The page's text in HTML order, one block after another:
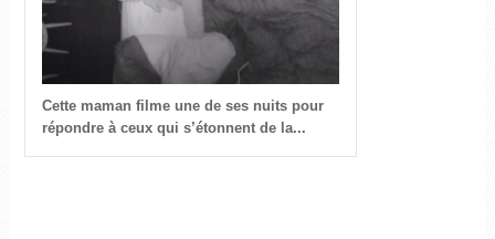
Cette maman filme une de ses nuits pour
répondre à ceux qui s’étonnent de la...